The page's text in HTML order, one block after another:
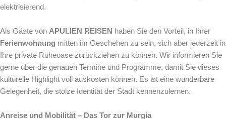
elektrisierend.
Als Gäste von APULIEN REISEN haben Sie den Vorteil, in Ihrer
Ferienwohnung mitten im Geschehen zu sein, sich aber jederzeit in
Ihre private Ruheoase zurückziehen zu können. Wir informieren Sie
gerne über die genauen Termine und Programme, damit Sie dieses
kulturelle Highlight voll auskosten können. Es ist eine wunderbare
Gelegenheit, die stolze Identität der Stadt kennenzulernen.
Anreise und Mobilität – Das Tor zur Murgia